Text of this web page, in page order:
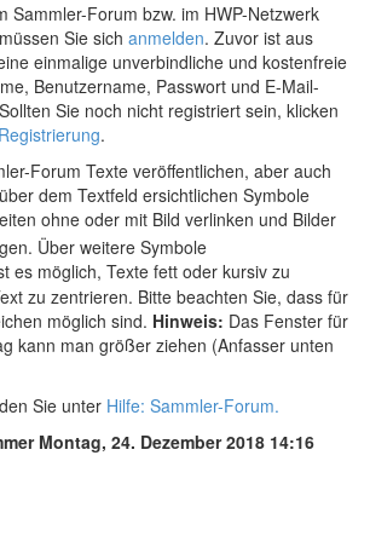
Sammler-Forum bzw. im HWP-Netzwerk
Sie sichanmelden. Zuvor ist aus
einmalige unverbindliche und kostenfreie
Benutzername, Passwort und E-Mail-
Sie noch nicht registriert sein, klicken
Registrierung.
Forum Texte veröffentlichen, aber auch
dem Textfeld ersichtlichen Symbole
ohne oder mit Bild verlinken und Bilder
Über weitere Symbole
es möglich, Texte fett oder kursiv zu
zu zentrieren. Bitte beachten Sie, dass für
möglich sind. Hinweis: Das Fenster für
kann man größer ziehen (Anfasser unten
Sie unter Hilfe: Sammler-Forum.
Montag, 24. Dezember 2018 14:16